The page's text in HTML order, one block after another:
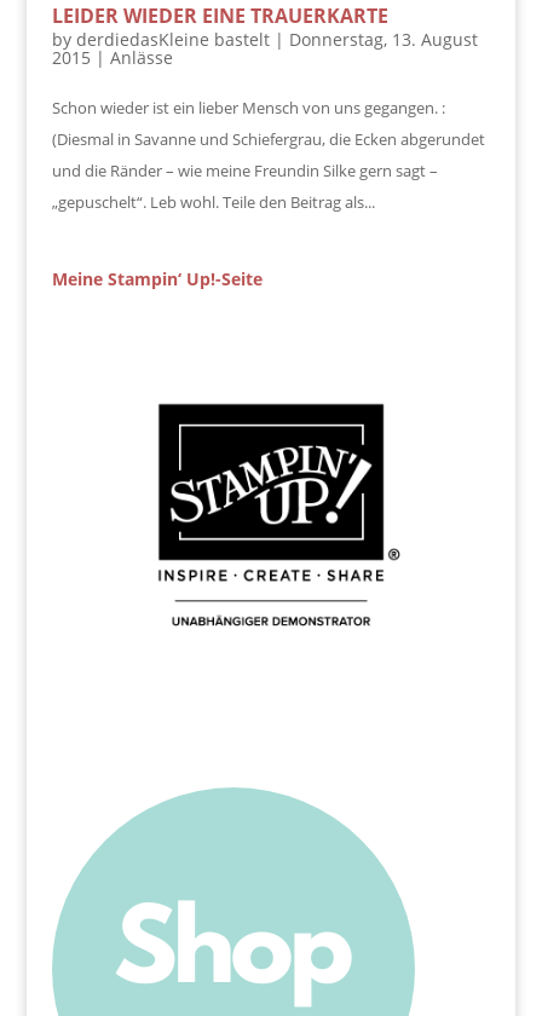
LEIDER WIEDER EINE TRAUERKARTE
by derdiedasKleine bastelt| Donnerstag, 13. August
2015 | Anlässe
Schon wieder ist ein lieber Mensch von uns gegangen. :
(Diesmal in Savanne und Schiefergrau, die Ecken abgerundet
und die Ränder – wie meine Freundin Silke gern sagt –
„gepuschelt“. Leb wohl. Teile den Beitrag als...
Meine Stampin‘ Up!-Seite